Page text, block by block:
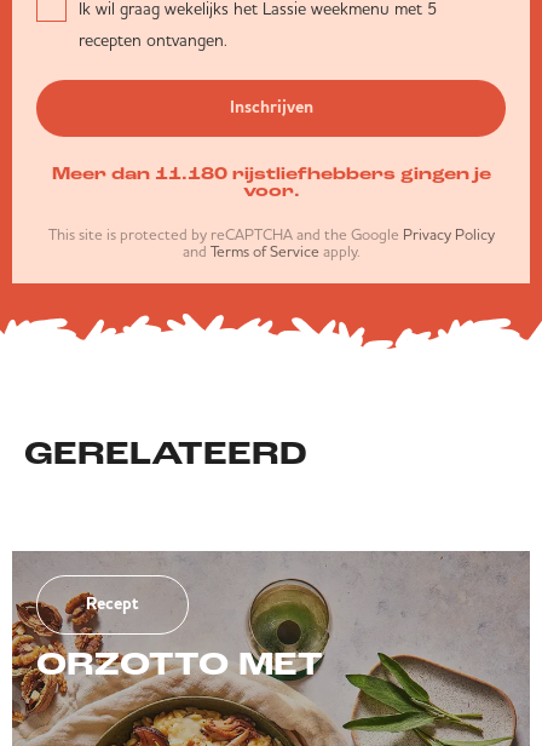
Ik wil graag wekelijks het Lassie weekmenu met 5
recepten ontvangen.
Inschrijven
Meer dan 11.180 rijstliefhebbers gingen je
voor.
This site is protected by reCAPTCHA and the Google Privacy Policy
and Terms of Service apply.
GERELATEERD
Recept
ORZOTTO MET